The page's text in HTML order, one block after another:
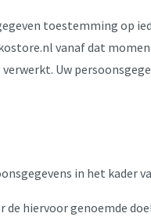
toestemming op
vanaf dat
Uw
in het kader
hiervoor genoemde